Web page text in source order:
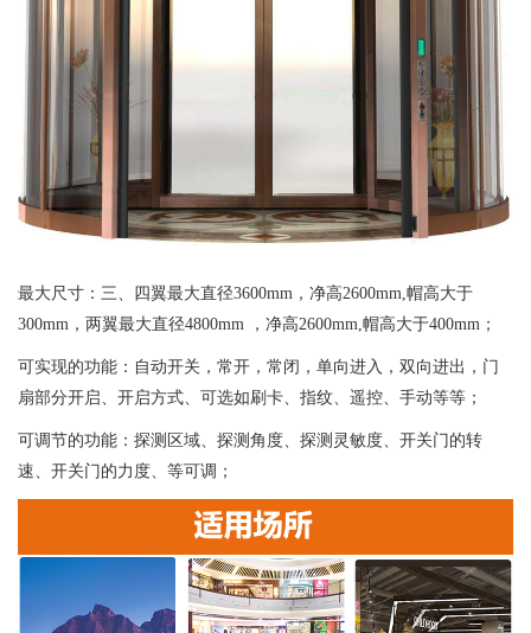
最大尺寸：三、四翼最大直径3600mm，净高2600mm,帽高大于
300mm，两翼最大直径4800mm ，净高2600mm,帽高大于400mm；
可实现的功能：自动开关，常开，常闭，单向进入，双向进出，门
扇部分开启、开启方式、可选如刷卡、指纹、遥控、手动等等；
可调节的功能：探测区域、探测角度、探测灵敏度、开关门的转
速、开关门的力度、等可调；